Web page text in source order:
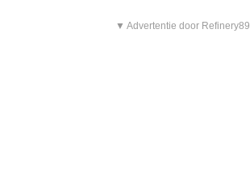
▼ Advertentie door Refinery89